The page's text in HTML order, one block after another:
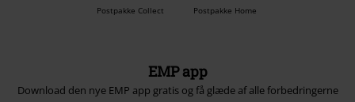
Postpakke Collect Postpakke Home
EMP app
Download den nye EMP app gratis og få glæde af alle forbedringerne